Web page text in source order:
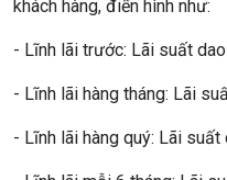
khách hàng, điển hình như:
- Lĩnh lãi trước: Lãi suất
- Lĩnh lãi hàng tháng: Lãi
- Lĩnh lãi hàng quý: Lãi